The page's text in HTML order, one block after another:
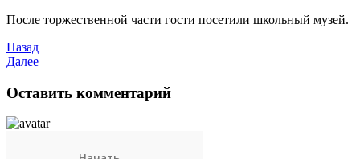
После торжественной части гости посетили школьный музей.
Назад
Далее
Оставить комментарий